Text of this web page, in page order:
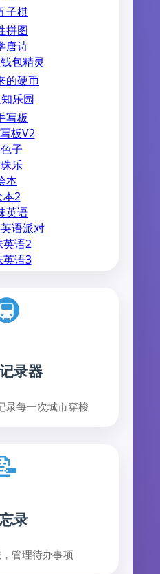
子棋
拼图
唐诗
包精灵
的硬币
乐园
写板
板V2
子
乐
本
本2
英语
语派对
英语2
英语3
录器
录每一次城市穿梭
录
管理待办事项